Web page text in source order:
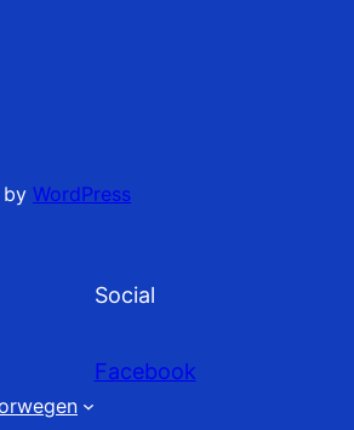
by WordPress
Social
Facebook